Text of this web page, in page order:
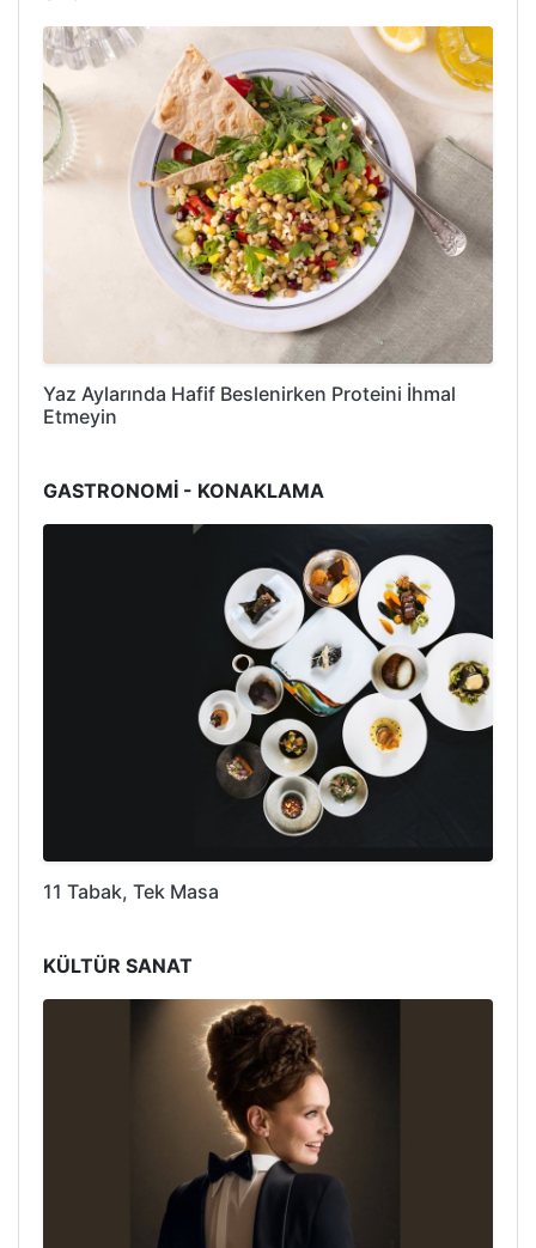
Yaz Aylarında Hafif Beslenirken Proteini İhmal
Etmeyin
GASTRONOMİ - KONAKLAMA
11 Tabak, Tek Masa
KÜLTÜR SANAT